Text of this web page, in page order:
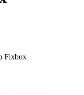
Fixbox